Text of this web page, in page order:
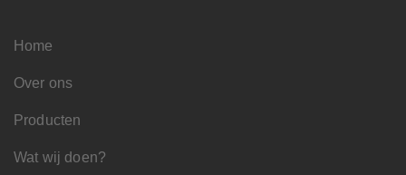
Home
Over ons
Producten
Wat wij doen?